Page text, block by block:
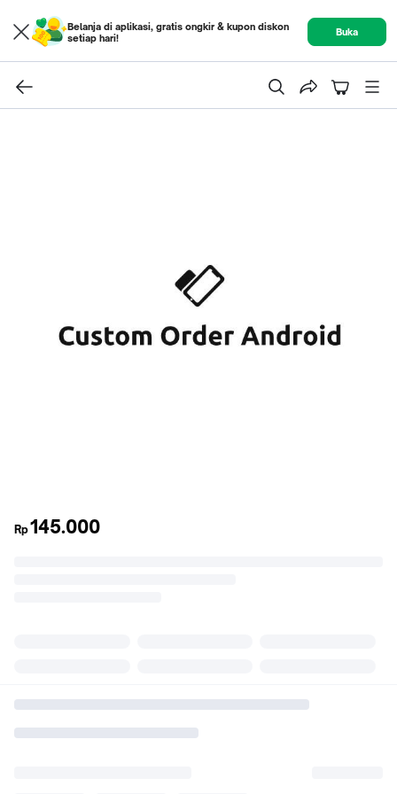
Belanja di aplikasi, gratis ongkir & kupon diskon
setiap hari!
Buka
Rp145.000